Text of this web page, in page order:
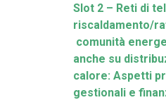
Slot 2 – Reti di
riscaldamento/
comunità
anche su
calore: Aspetti
gestionali e